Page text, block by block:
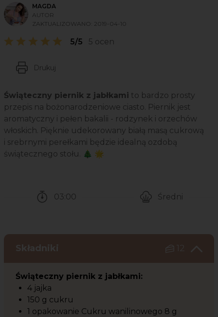
MAGDA
AUTOR
ZAKTUALIZOWANO: 2019-04-10
5/5 5 ocen
Drukuj
Świąteczny piernik z jabłkami to bardzo prosty
przepis na bożonarodzeniowe ciasto. Piernik jest
aromatyczny i pełen bakalii - rodzynek i orzechów
włoskich. Pięknie udekorowany białą masą cukrową
i srebrnymi perełkami będzie idealną ozdobą
świątecznego stołu. 🎄 🌟
03:00
Średni
Składniki 12
Świąteczny piernik z jabłkami:
4 jajka
150 g cukru
1 opakowanie Cukru wanilinowego 8 g